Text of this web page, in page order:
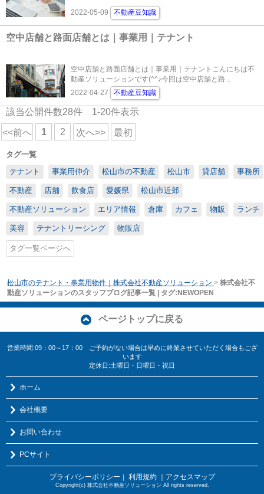
2022-05-09 不動産豆知識
空中店舗と路面店舗とは｜事業用｜テナント
空中店舗と路面店舗とは｜事業用｜テナントこんにちは不
動産ソリューションです(^^♪今回は空中店舗と路...
2022-04-27
不動産豆知識
該当公開件数28件 1-20件表示
<<前へ 1 2 次へ>> 最初
タグ一覧
テナント
事業用仲介 松山市の不動産 松山市 貸店舗 事務所
不動産 店舗 飲食店 愛媛県 松山市近郊
不動産ソリューション エリア情報 倉庫 カフェ 物販 ランチ
美容 テナントリーシング 物販店
タグ一覧ページへ
松山市のテナント・事業用物件｜株式会社不動産ソリューション > 株式会社不
動産ソリューションのスタッフブログ記事一覧 | タグ:NEWOPEN
ページトップに戻る
営業時間:09：00～17：00 ご予約がない場合は早めに終業させていただく場合もござ
います
定休日:土曜日・日曜日・祝日
ホーム
会社概要
お問い合わせ
PCサイト
プライバシーポリシー ｜ 利用規約 ｜アクセスマップ
Copyright(c) 株式会社不動産ソリューション All rights reserved.